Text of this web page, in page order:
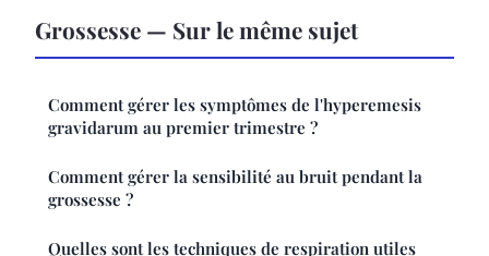
Grossesse — Sur le même sujet
Comment gérer les symptômes de l'hyperemesis
gravidarum au premier trimestre ?
Comment gérer la sensibilité au bruit pendant la
grossesse ?
Quelles sont les techniques de respiration utiles